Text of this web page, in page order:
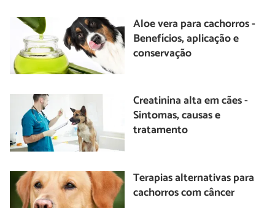
Aloe vera para cachorros -
Benefícios, aplicação e
conservação
Creatinina alta em cães -
Sintomas, causas e
tratamento
Terapias alternativas para
cachorros com câncer